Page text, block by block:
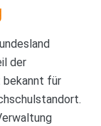
der
bekannt für